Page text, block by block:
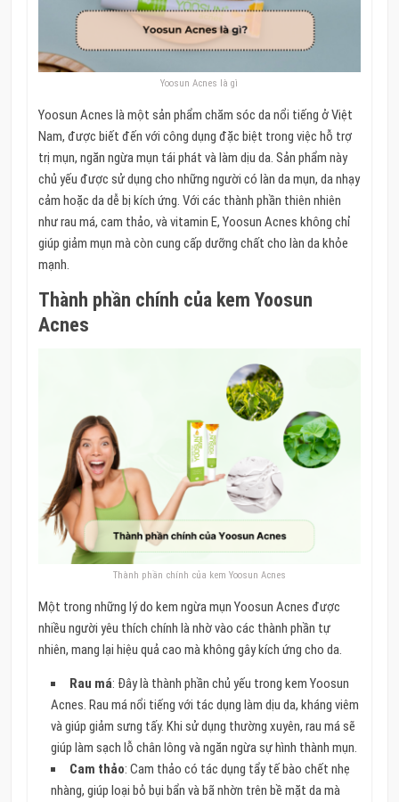
Yoosun Acnes là gì
Yoosun Acnes là một sản phẩm chăm sóc da nổi tiếng ở Việt
Nam, được biết đến với công dụng đặc biệt trong việc hỗ trợ
trị mụn, ngăn ngừa mụn tái phát và làm dịu da. Sản phẩm này
chủ yếu được sử dụng cho những người có làn da mụn, da nhạy
cảm hoặc da dễ bị kích ứng. Với các thành phần thiên nhiên
như rau má, cam thảo, và vitamin E, Yoosun Acnes không chỉ
giúp giảm mụn mà còn cung cấp dưỡng chất cho làn da khỏe
mạnh.
Thành phần chính của kem Yoosun
Acnes
Thành phần chính của kem Yoosun Acnes
Một trong những lý do kem ngừa mụn Yoosun Acnes được
nhiều người yêu thích chính là nhờ vào các thành phần tự
nhiên, mang lại hiệu quả cao mà không gây kích ứng cho da.
Rau má: Đây là thành phần chủ yếu trong kem Yoosun
Acnes. Rau má nổi tiếng với tác dụng làm dịu da, kháng viêm
và giúp giảm sưng tấy. Khi sử dụng thường xuyên, rau má sẽ
giúp làm sạch lỗ chân lông và ngăn ngừa sự hình thành mụn.
Cam thảo: Cam thảo có tác dụng tẩy tế bào chết nhẹ
nhàng, giúp loại bỏ bụi bẩn và bã nhờn trên bề mặt da mà